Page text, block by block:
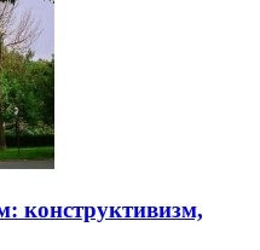
конструктивизм,